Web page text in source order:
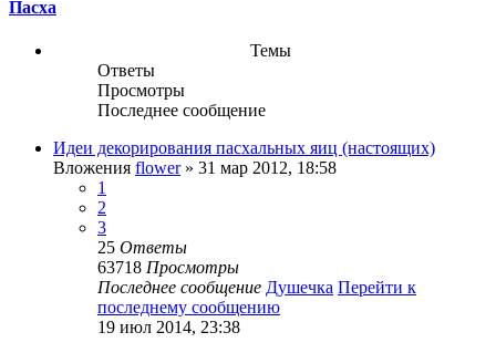
Пасха
Темы
Ответы
Просмотры
Последнее сообщение
Идеи декорирования пасхальных яиц (настоящих)
Вложения flower» 31 мар 2012, 18:58
1
2
3
25 Ответы
63718 Просмотры
Последнее сообщение Душечка Перейти к
последнему сообщению
19 июл 2014, 23:38